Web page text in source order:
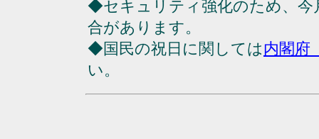
◆セキュリティ強化のため、今
合があります。
◆国民の祝日に関しては内閣府
い。